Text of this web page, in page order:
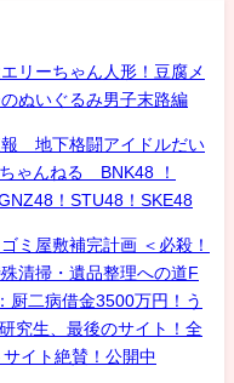
リーちゃん人形！豆腐メ
ぬいぐるみ男子末路編
地下格闘アイドルだい
ゃんねる BNK48 ！
！STU48！SKE48
ミ屋敷補完計画 ＜必殺！
清掃・遺品整理への道F
厨二病借金3500万円！う
究生、最後のサイト！全
イト絶賛！公開中